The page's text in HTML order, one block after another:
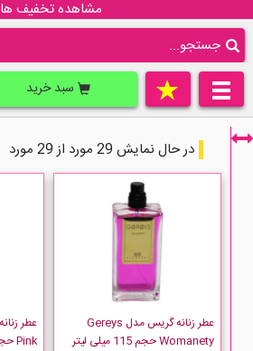
مشاهده تخفیف ها
سبد خرید
فقط نمایش کالاهای موجود
در حال نمایش 29 مورد از 29 مورد
عطر زنانه گریس مدل Gereys
Womanety حجم 115 میلی لیتر
Pink حجم 115 میلی لیتر